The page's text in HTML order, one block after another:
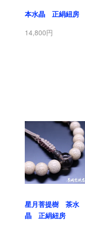
本水晶 正絹紐房
14,800円
星月菩提樹 茶水
晶 正絹紐房